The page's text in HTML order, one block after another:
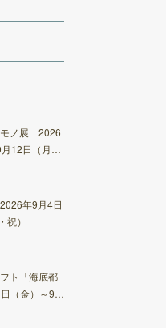
モノ展 2026
月12日（月…
年9月4日
祝）
ト「海底都
（金）～9…